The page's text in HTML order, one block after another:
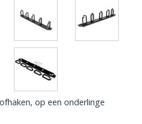
op een onderlinge